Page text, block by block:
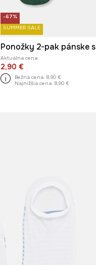
-67%
SUMMER SALE
Aktuálna cena:
2,90 €
Bežná cena: 8,90 €
Najnižšia cena: 8,90 €